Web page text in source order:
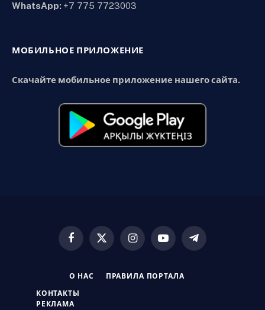
WhatsApp: +7 775 7723003
МОБИЛЬНОЕ ПРИЛОЖЕНИЕ
Скачайте мобильное приложение нашего сайта.
Facebook
X
InstagramYouTubeTelegram
О НАС ПРАВИЛА ПОРТАЛА
КОНТАКТЫ
РЕКЛАМА